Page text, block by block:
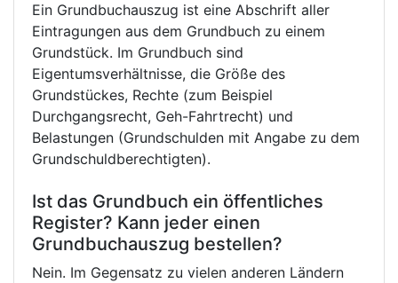
Ein Grundbuchauszug ist eine Abschrift aller
Eintragungen aus dem Grundbuch zu einem
Grundstück. Im Grundbuch sind
Eigentumsverhältnisse, die Größe des
Grundstückes, Rechte (zum Beispiel
Durchgangsrecht, Geh-Fahrtrecht) und
Belastungen (Grundschulden mit Angabe zu dem
Grundschuldberechtigten).
Ist das Grundbuch ein öffentliches
Register? Kann jeder einen
Grundbuchauszug bestellen?
Nein. Im Gegensatz zu vielen anderen Ländern